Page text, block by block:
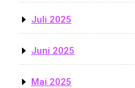
Juli 2025
Juni 2025
Mai 2025